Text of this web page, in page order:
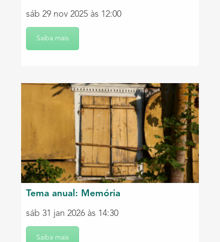
sáb 29 nov 2025 às 12:00
Saiba mais
Tema anual: Memória
sáb 31 jan 2026 às 14:30
Saiba mais